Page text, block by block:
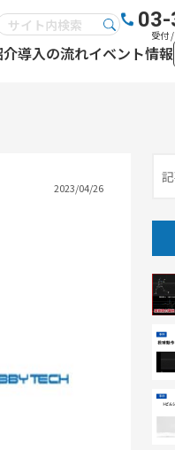
受付
導入の流れイベント情報
2023/04/26